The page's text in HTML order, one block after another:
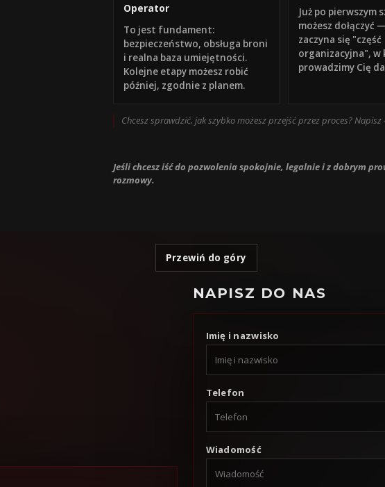
Operator
To jest fundament:
bezpieczeństwo, obsługa broni
i realna baza umiejętności.
Kolejne etapy możesz robić
później, zgodnie z planem.
Już po pierwszym
możesz dołączyć
zaczyna się "część
organizacyjna", w
prowadzimy Cię
Chcesz sprawdzić, jak szybko możesz przejść przez proces?
Jeśli chcesz iść do pozwolenia spokojnie, legalnie i z dobrym
rozmowy.
Przewiń do góry
NAPISZ DO NAS
Imię i nazwisko
Telefon
Wiadomość